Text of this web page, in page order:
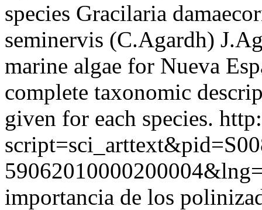
species Gracilaria
seminervis (C.Agardh)
marine algae for Nueva
complete taxonomic
given for each species.
importancia de los